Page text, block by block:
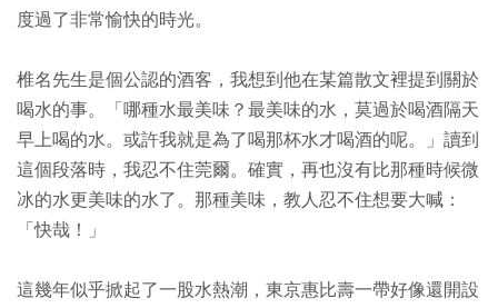
度過了非常愉快的時光。
椎名先生是個公認的酒客，我想到他在某篇散文裡提到關於
喝水的事。「哪種水最美味？最美味的水，莫過於喝酒隔天
早上喝的水。或許我就是為了喝那杯水才喝酒的呢。」讀到
這個段落時，我忍不住莞爾。確實，再也沒有比那種時候微
冰的水更美味的水了。那種美味，教人忍不住想要大喊：
「快哉！」
這幾年似乎掀起了一股水熱潮，東京惠比壽一帶好像還開設